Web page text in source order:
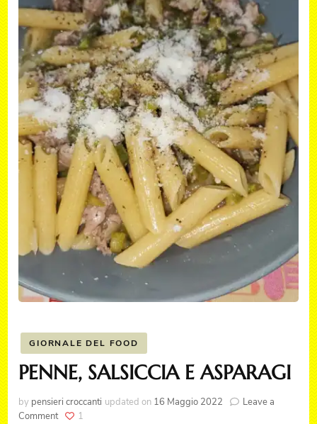
GIORNALE DEL FOOD
PENNE, SALSICCIA E ASPARAGI
by pensieri croccanti updated on 16 Maggio 2022
Leave a
Commenton
1